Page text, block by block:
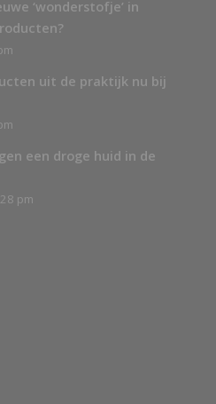
‘wonderstofje’ in
uit de praktijk nu bij
een droge huid in de
pm